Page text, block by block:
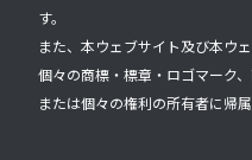
す。
また、本ウェブサイト及び本ウ
個々の商標・標章・ロゴマーク
または個々の権利の所有者に帰属